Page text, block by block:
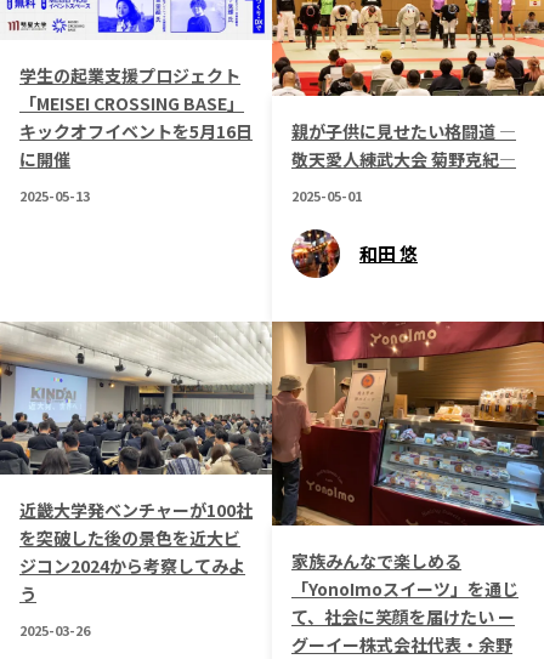
MILCプロジェクト
選出企業特別対談
Localist
SDGsの先駆者
イベント
飲食店
地域豆知識
ニッポンの百選大全集
Sporkle
記事ライター アンバサダー
お問い合わせ 会社概要
学生の起業支援プロジェクト
「MEISEI CROSSING BASE」
キックオフイベントを5月16日
に開催
2025-05-13
親が子供に見せたい格闘道 ―
敬天愛人練武大会 菊野克紀―
2025-05-01
和田 悠
近畿大学発ベンチャーが100社
を突破した後の景色を近大ビ
ジコン2024から考察してみよ
う
2025-03-26
家族みんなで楽しめる
「YonoImoスイーツ」を通じ
て、社会に笑顔を届けたい ー
グーイー株式会社代表・余野